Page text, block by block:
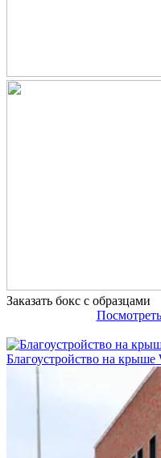
Заказать бокс с образцами
Благоустройство на крыше